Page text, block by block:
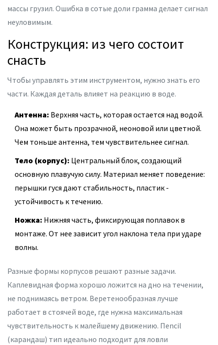
массы грузил. Ошибка в сотые доли грамма делает сигнал
неуловимым.
Конструкция: из чего состоит
снасть
Чтобы управлять этим инструментом, нужно знать его
части. Каждая деталь влияет на реакцию в воде.
Антенна: Верхняя часть, которая остается над водой.
Она может быть прозрачной, неоновой или цветной.
Чем тоньше антенна, тем чувствительнее сигнал.
Тело (корпус): Центральный блок, создающий
основную плавучую силу. Материал меняет поведение:
перышки гуся дают стабильность, пластик -
устойчивость к течению.
Ножка: Нижняя часть, фиксирующая поплавок в
монтаже. От нее зависит угол наклона тела при ударе
волны.
Разные формы корпусов решают разные задачи.
Каплевидная форма хорошо ложится на дно на течении,
не поднимаясь ветром. Веретенообразная лучше
работает в стоячей воде, где нужна максимальная
чувствительность к малейшему движению. Пencil
(карандаш) тип идеально подходит для ловли